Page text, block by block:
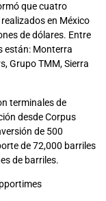
que cuatro
en México
de dólares. Entre
están: Monterra
Grupo TMM, Sierra
terminales de
desde Corpus
de 500
de 72,000 barriles
de barriles.